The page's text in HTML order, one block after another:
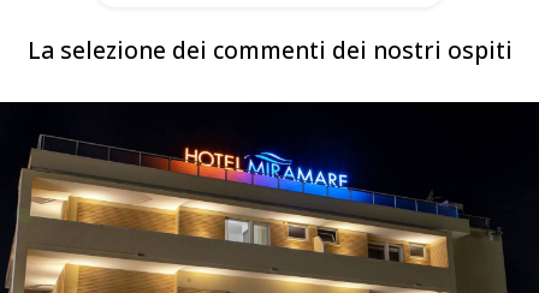
La selezione dei commenti dei nostri ospiti